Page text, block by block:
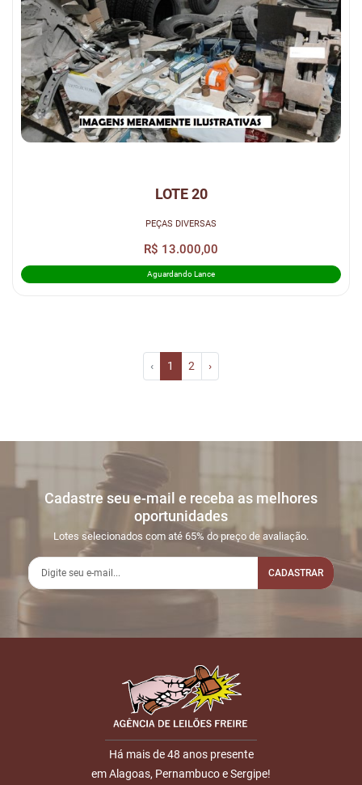
LOTE 20
PEÇAS DIVERSAS
R$ 13.000,00
Aguardando Lance
‹ 1 2 ›
Cadastre seu e-mail e receba as melhores
oportunidades
Lotes selecionados com até 65% do preço de avaliação.
CADASTRAR
Há mais de 48 anos presente
em Alagoas, Pernambuco e Sergipe!